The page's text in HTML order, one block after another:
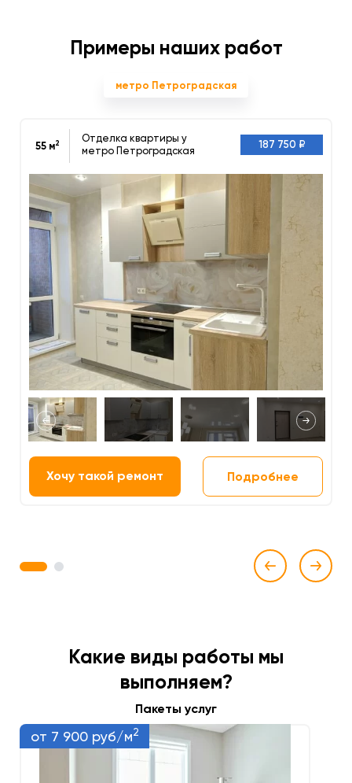
Примеры наших работ
метро Петроградская
55 м2
Отделка квартиры у
метро Петроградская
187 750 ₽
Хочу такой ремонт Подробнее
1 2
Какие виды работы мы
выполняем?
Пакеты услуг
от 7 900 руб/м2